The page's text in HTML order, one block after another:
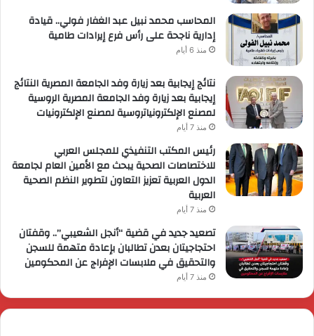
المحاسب محمد نبيل عبد الغفار فولي.. قيادة
إدارية ناجحة على رأس فرع إيرادات طامية
منذ 6 أيام
نتائج إيجابية بعد زيارة وفد الجامعة المصرية النتائج
إيجابية بعد زيارة وفد الجامعة المصرية الروسية
لمصنع الإلكترونياتروسية لمصنع الإلكترونيات
منذ 7 أيام
رئيس المكتب التنفيذي للمجلس العربي
للاختصاصات الصحية يبحث مع الأمين العام لجامعة
الدول العربية تعزيز التعاون لتطوير النظم الصحية
العربية
منذ 7 أيام
تصعيد جديد في قضية “أنجل الشعيبي”.. وقفتان
احتجاجيتان بعدن تطالبان بإعادة متهمة للسجن
والتحقيق في ملابسات الإفراج عن المحكومين
منذ 7 أيام